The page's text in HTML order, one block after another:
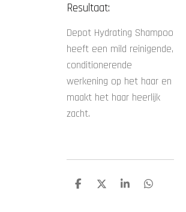
Resultaat:
Depot Hydrating Shampoo
heeft een mild reinigende,
conditionerende
werkening op het haar en
maakt het haar heerlijk
zacht.
D
D
S
D